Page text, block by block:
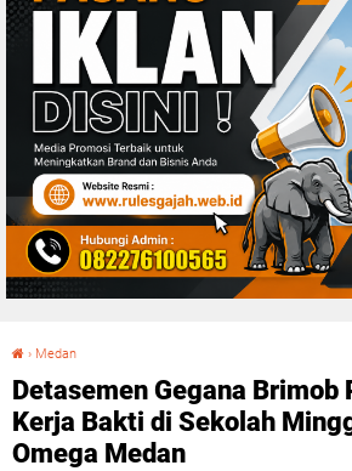
› Medan
Detasemen Gegana Brimob
Kerja Bakti di Sekolah
Omega Medan